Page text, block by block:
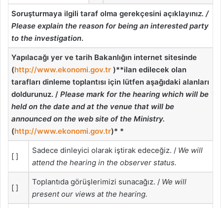
Soruşturmaya ilgili taraf olma gerekçesini açıklayınız. /
Please explain the reason for being an interested party
to the investigation.
Yapılacağı yer ve tarih Bakanlığın internet sitesinde
(http://www.ekonomi.gov.tr )**ilan edilecek olan
tarafları dinleme toplantısı için lütfen aşağıdaki alanları
doldurunuz. / Please mark for the hearing which will be
held on the date and at the venue that will be
announced on the web site of the Ministry.
(http://www.ekonomi.gov.tr)* *
[ ]
Sadece dinleyici olarak iştirak edeceğiz. / We will
attend the hearing in the observer status.
[ ]
Toplantıda görüşlerimizi sunacağız. / We will
present our views at the hearing.